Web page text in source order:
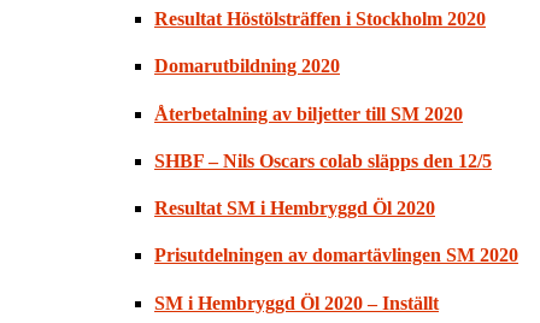
Resultat Höstölsträffen i Stockholm 2020
Domarutbildning 2020
Återbetalning av biljetter till SM 2020
SHBF – Nils Oscars colab släpps den 12/5
Resultat SM i Hembryggd Öl 2020
Prisutdelningen av domartävlingen SM 2020
SM i Hembryggd Öl 2020 – Inställt